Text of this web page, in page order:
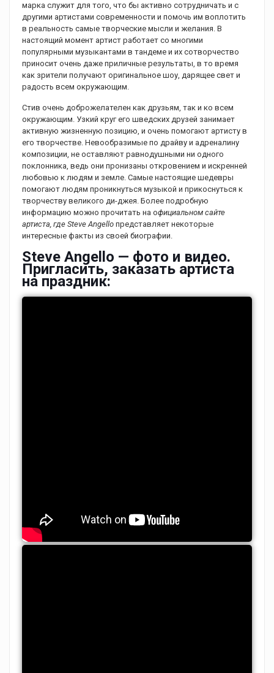
марка служит для того, что бы активно сотрудничать и с
другими артистами современности и помочь им воплотить
в реальность самые творческие мысли и желания. В
настоящий момент артист работает со многими
популярными музыкантами в тандеме и их сотворчество
приносит очень даже приличные результаты, в то время
как зрители получают оригинальное шоу, дарящее свет и
радость всем окружающим.
Стив очень доброжелателен как друзьям, так и ко всем
окружающим. Узкий круг его шведских друзей занимает
активную жизненную позицию, и очень помогают артисту в
его творчестве. Невообразимые по драйву и адреналину
композиции, не оставляют равнодушными ни одного
поклонника, ведь они пронизаны откровением и искренней
любовью к людям и земле. Самые настоящие шедевры
помогают людям проникнуться музыкой и прикоснуться к
творчеству великого ди-джея. Более подробную
информацию можно прочитать на официальном сайте
артиста, где Steve Angello представляет некоторые
интересные факты из своей биографии.
Steve Angello — фото и видео.
Пригласить, заказать артиста
на праздник: